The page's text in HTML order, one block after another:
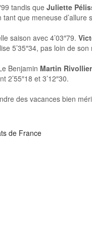
tandis que Juliette
que meneuse d’allure
saison avec 4’03″79.
5’35″34, pas loin de son
Benjamin Martin Rivollier
2’55″18 et 3’12″30.
des vacances bien
de France